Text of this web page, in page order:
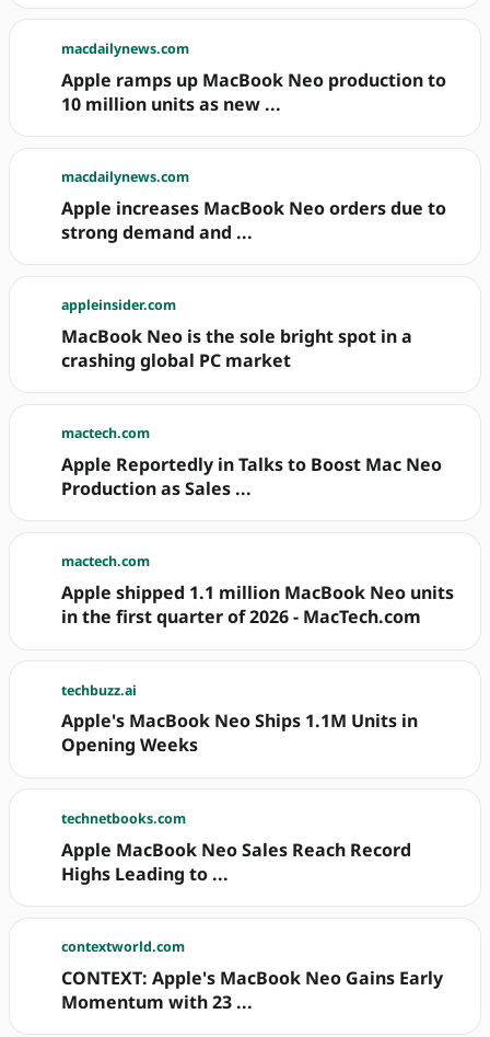
macdailynews.com
Apple ramps up MacBook Neo production to
10 million units as new ...
macdailynews.com
Apple increases MacBook Neo orders due to
strong demand and ...
appleinsider.com
MacBook Neo is the sole bright spot in a
crashing global PC market
mactech.com
Apple Reportedly in Talks to Boost Mac Neo
Production as Sales ...
mactech.com
Apple shipped 1.1 million MacBook Neo units
in the first quarter of 2026 - MacTech.com
techbuzz.ai
Apple's MacBook Neo Ships 1.1M Units in
Opening Weeks
technetbooks.com
Apple MacBook Neo Sales Reach Record
Highs Leading to ...
contextworld.com
CONTEXT: Apple's MacBook Neo Gains Early
Momentum with 23 ...